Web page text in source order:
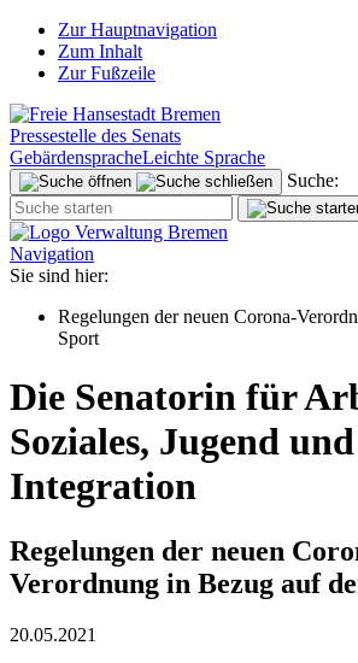
Zur Hauptnavigation
Zum Inhalt
Zur Fußzeile
Pressestelle des Senats
GebärdenspracheLeichte Sprache
Suche:
Navigation
Sie sind hier:
Regelungen der neuen Corona-
Sport
Die Senatorin für
Soziales, Jugend und
Integration
Regelungen der neuen
Verordnung in Bezug auf
20.05.2021